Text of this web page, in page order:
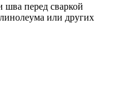
перед сваркой
или других